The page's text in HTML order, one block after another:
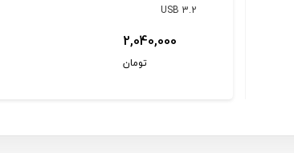
USB 3.2
2,040,000
تومان